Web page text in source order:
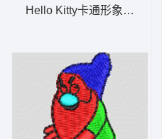
通贴布Hello Kitty卡通形象刺绣图